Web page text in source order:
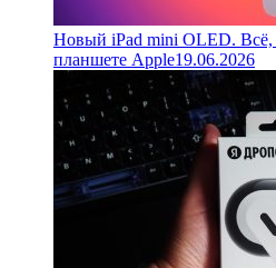
Новый iPad mini OLED. Всё,
планшете Apple19.06.2026